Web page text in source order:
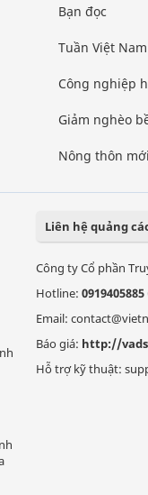
Bạn đọc
Tuần Việt Nam
Công nghiệp
Giảm nghèo
Nông thôn mới
Liên hệ quảng
Công ty Cổ phần
Hotline:
Email:
Báo giá: http://
Hỗ trợ kỹ thuật: